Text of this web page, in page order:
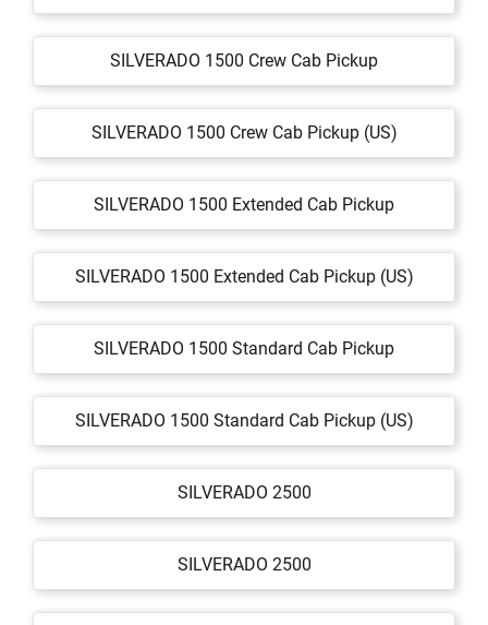
SILVERADO 1500 Crew Cab Pickup
SILVERADO 1500 Crew Cab Pickup (US)
SILVERADO 1500 Extended Cab Pickup
SILVERADO 1500 Extended Cab Pickup (US)
SILVERADO 1500 Standard Cab Pickup
SILVERADO 1500 Standard Cab Pickup (US)
SILVERADO 2500
SILVERADO 2500